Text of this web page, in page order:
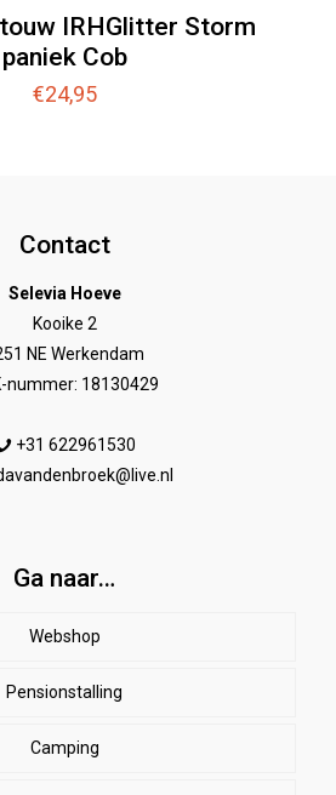
IRHGlitter Storm
paniek Cob
€24,95
Contact
Selevia Hoeve
Kooike 2
NE Werkendam
nummer: 18130429
+31 622961530
Ga naar…
Webshop
Paard
Beenbeschermers
Ruiter
Pensionstalling
Camping